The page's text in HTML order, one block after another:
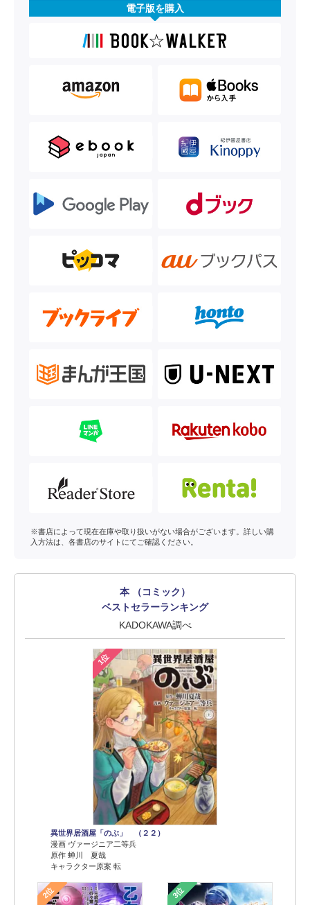
電子版を購入
※書店によって現在在庫や取り扱いがない場合がございます。詳しい購
入方法は、各書店のサイトにてご確認ください。
本 （コミック）
ベストセラーランキング
KADOKAWA調べ
1位
異世界居酒屋「のぶ」 （２２）
漫画 ヴァージニア二等兵
原作 蝉川 夏哉
キャラクター原案 転
2位 3位